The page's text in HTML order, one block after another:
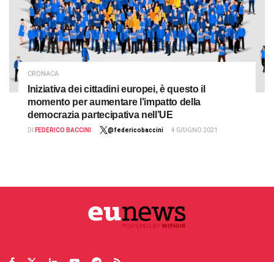
CRONACA
Iniziativa dei cittadini europei, è questo il
momento per aumentare l’impatto della
democrazia partecipativa nell’UE
DI FEDERICO BACCINI @federicobaccini 4 GIUGNO 2021